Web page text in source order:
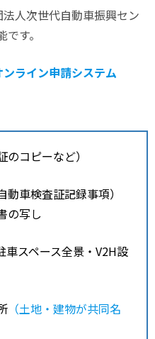
人次世代自動車振興セン
す。
ライン申請システム
コピーなど）
車検査証記録事項）
の写し
スペース全景・V2H設
（土地・建物が共同名